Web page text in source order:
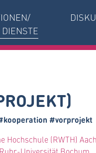
#vorprojekt
Hochschule (RWTH)